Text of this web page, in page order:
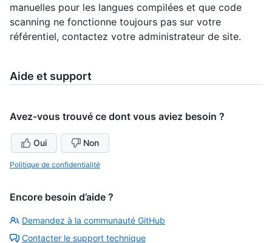
manuelles pour les langues compilées et que code
scanning ne fonctionne toujours pas sur votre
référentiel, contactez votre administrateur de site.
Aide et support
Avez-vous trouvé ce dont vous aviez besoin ?
Oui Non
Politique de confidentialité
Encore besoin d’aide ?
Demandez à la communauté GitHub
Contacter le support technique